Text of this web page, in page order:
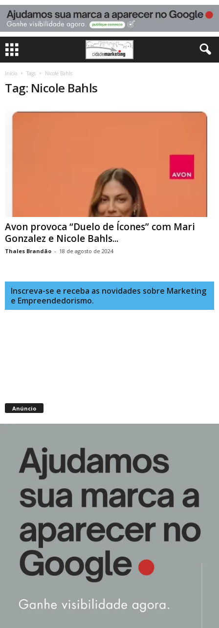
Início Tags Nicole Bahls
Tag: Nicole Bahls
Avon provoca “Duelo de Ícones” com Mari
Gonzalez e Nicole Bahls...
Thales Brandão - 18 de agosto de 2024
Inscreva-se e receba as novidades sobre Marketing
e Empreendedorismo.
Anúncio